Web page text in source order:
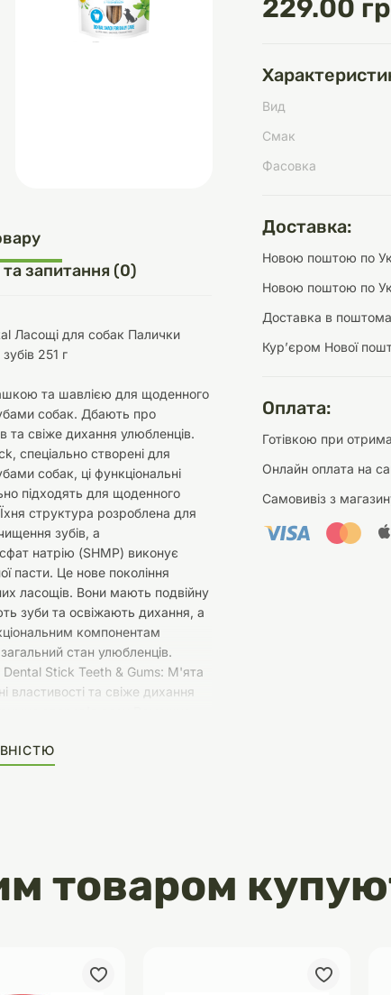
Переноски
та аскесуари
Інструменти для
догляду
Обігрівачі
Засоби для догляду
Аксесуари
229.00
Вид
Смак
Фасовка
Доставка:
Новою поштою по
Новою поштою по
Доставка в
Курʼєром Нової
Оплата:
Готівкою при
Онлайн оплата на
Самовивіз з
та запитання (0)
Ласощі для собак Палички
251 г
та шавлією для щоденного
собак. Дбають про
та свіже дихання улюбленців.
спеціально створені для
собак, ці функціональні
підходять для щоденного
структура розроблена для
зубів, а
натрію (SHMP) виконує
пасти. Це нове покоління
ласощів. Вони мають подвійну
зуби та освіжають дихання, а
компонентам
стан улюбленців.
Dental Stick Teeth & Gums: М'ята
властивості та свіже дихання
утворення зубного
без ГМО, без барвників
товаром